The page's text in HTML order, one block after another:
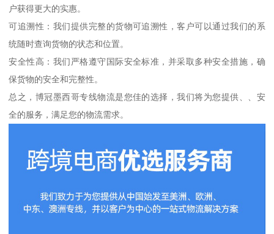
户获得更大的实惠。
可追溯性：我们提供完整的货物可追溯性，客户可以通过我们的系
统随时查询货物的状态和位置。
安全性高：我们严格遵守国际安全标准，并采取多种安全措施，确
保货物的安全和完整性。
总之，博冠墨西哥专线物流是您佳的选择，我们将为您提供、、安
全的服务，满足您的物流需求。